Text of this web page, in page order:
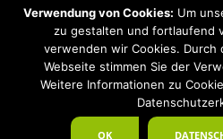
Hinweis: Trotz zahlreicher Studien, die einen
Elektrosmog und gesundheitlichen
praktischen Schulmedizin bisher
Elektrosmog und Erdstrahlen
Ähnliches galt auch über Jahrzehnte für die
Homöopathie. Sie suchen einen
Spezialist für gesunden Schlaf!
Verwendung von Cookies: Um
zu gestalten und fortlaufend
verwenden wir Cookies.
Webseite stimmen Sie der
Weitere Informationen zu
OK